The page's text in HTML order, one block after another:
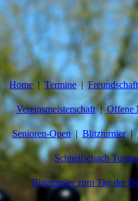
Home Termine
Vereinsmeisterschaft Offene
Senioren-Open Blitzturnier
Schnellschach
Blitzturnier zum Tag der